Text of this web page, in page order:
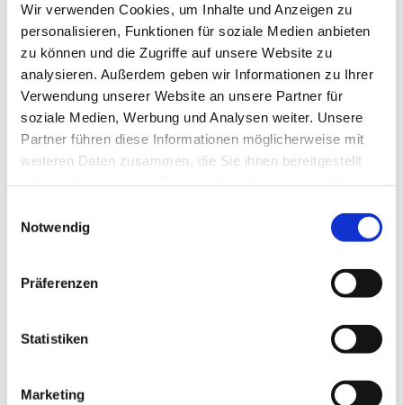
Wir verwenden Cookies, um Inhalte und Anzeigen zu
personalisieren, Funktionen für soziale Medien anbieten
zu können und die Zugriffe auf unsere Website zu
analysieren. Außerdem geben wir Informationen zu Ihrer
Verwendung unserer Website an unsere Partner für
soziale Medien, Werbung und Analysen weiter. Unsere
Partner führen diese Informationen möglicherweise mit
weiteren Daten zusammen, die Sie ihnen bereitgestellt
Notwendig
Präferenzen
Statistiken
Marketing
Dies könnte Sie auch